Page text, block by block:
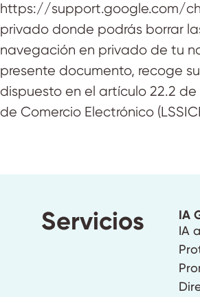
https://support.google.com/
privado donde podrás borrar
navegación en privado de tu
presente documento, recoge
dispuesto en el artículo 22.2
de Comercio Electrónico
Servicios IA
IA